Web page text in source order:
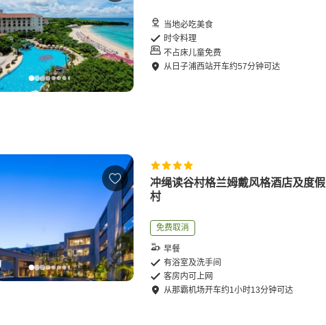
当地必吃美食
时令料理
不占床儿童免费
从 日子浦西站开车约57分钟可达
冲绳读谷村格兰姆戴风格酒店及度假
村
免费取消
早餐
有浴室及洗手间
客房内可上网
从那霸机场开车约1小时13分钟可达